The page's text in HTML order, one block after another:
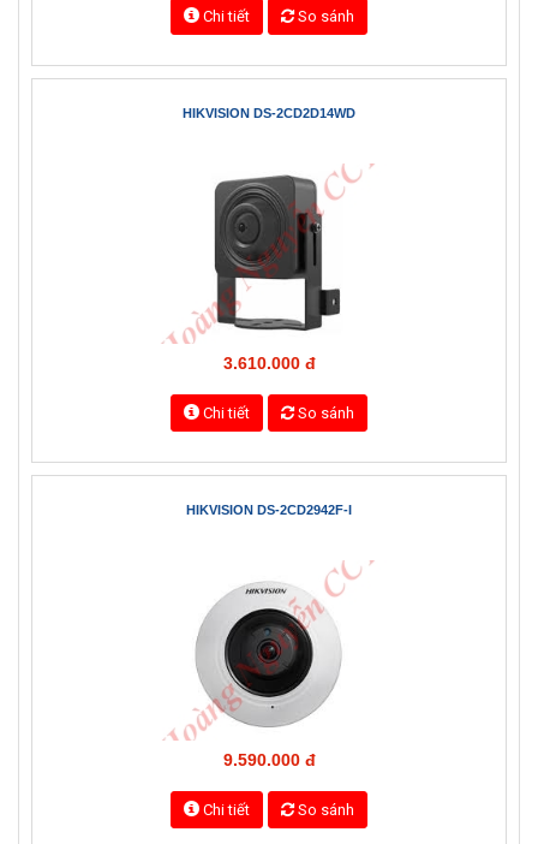
41.780.000 đ
Chi tiết So sánh
HIKVISION DS-2CD2D14WD
3.610.000 đ
Chi tiết So sánh
HIKVISION DS-2CD2942F-I